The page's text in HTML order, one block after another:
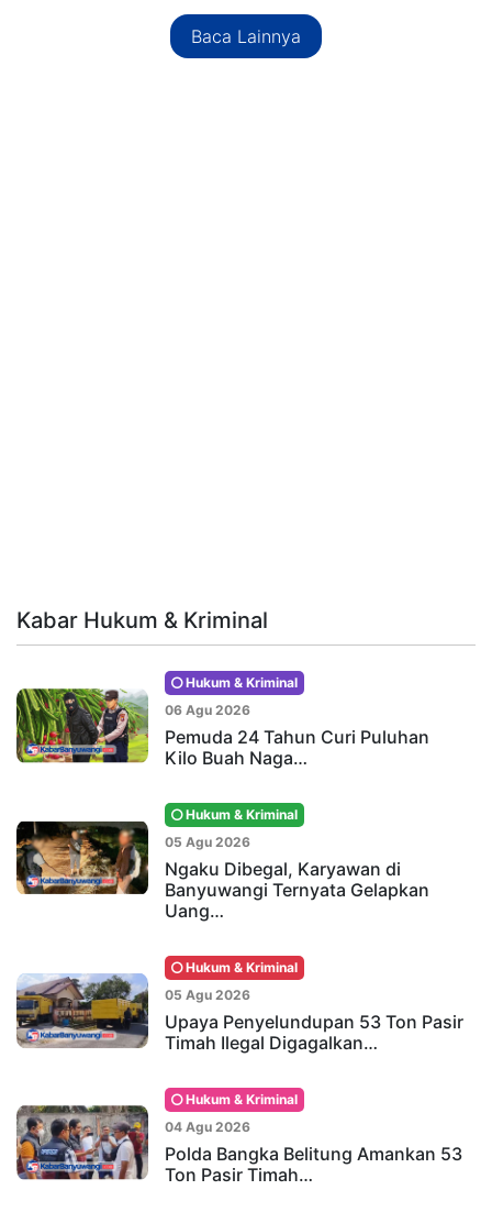
Baca Lainnya
Kabar Hukum & Kriminal
Hukum & Kriminal
06 Agu 2026
Pemuda 24 Tahun Curi Puluhan
Kilo Buah Naga…
Hukum & Kriminal
05 Agu 2026
Ngaku Dibegal, Karyawan di
Banyuwangi Ternyata Gelapkan
Uang…
Hukum & Kriminal
05 Agu 2026
Upaya Penyelundupan 53 Ton Pasir
Timah Ilegal Digagalkan…
Hukum & Kriminal
04 Agu 2026
Polda Bangka Belitung Amankan 53
Ton Pasir Timah…